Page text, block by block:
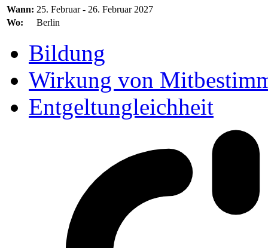
Wann: 25. Februar - 26. Februar 2027
Wo:
Berlin
Bildung
Wirkung von
Entgeltungleichheit